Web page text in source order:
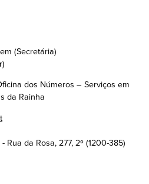
(Secretária)
dos Números – Serviços em
da Rainha
Rua da Rosa, 277, 2º (1200-385)